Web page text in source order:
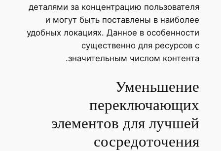
деталями за концентрацию пользователя
и могут быть поставлены в наиболее
удобных локациях. Данное в особенности
существенно для ресурсов с
значительным числом контента.
Уменьшение
переключающих
элементов для лучшей
сосредоточения